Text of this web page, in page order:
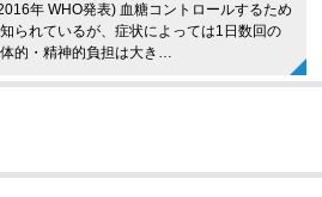
年 WHO発表) 血糖コントロールするため
られているが、症状によっては1日数回の
的・精神的負担は大き…